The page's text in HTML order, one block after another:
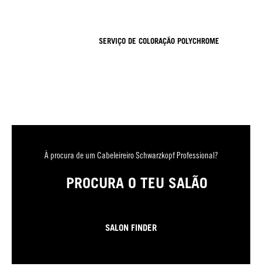
SERVIÇO DE COLORAÇÃO POLYCHROME
À procura de um Cabeleireiro Schwarzkopf Professional?
PROCURA O TEU SALÃO
SALON FINDER